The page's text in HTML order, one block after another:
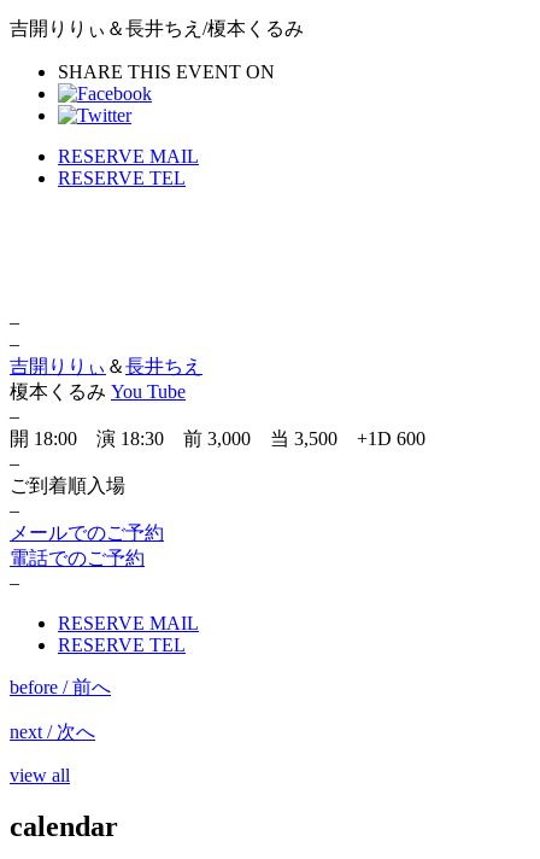
吉開りりぃ＆長井ちえ/榎本くるみ
SHARE THIS EVENT ON
RESERVE MAIL
RESERVE TEL
–
–
吉開りりぃ ＆長井ちえ
榎本くるみ You Tube
–
開 18:00 演 18:30 前 3,000 当 3,500 +1D 600
–
ご到着順入場
–
メールでのご予約
電話でのご予約
–
RESERVE MAIL
RESERVE TEL
before / 前へ
next / 次へ
view all
calendar